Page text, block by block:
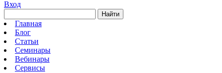
Вход
Найти
Главная
Блог
Статьи
Семинары
Вебинары
Сервисы